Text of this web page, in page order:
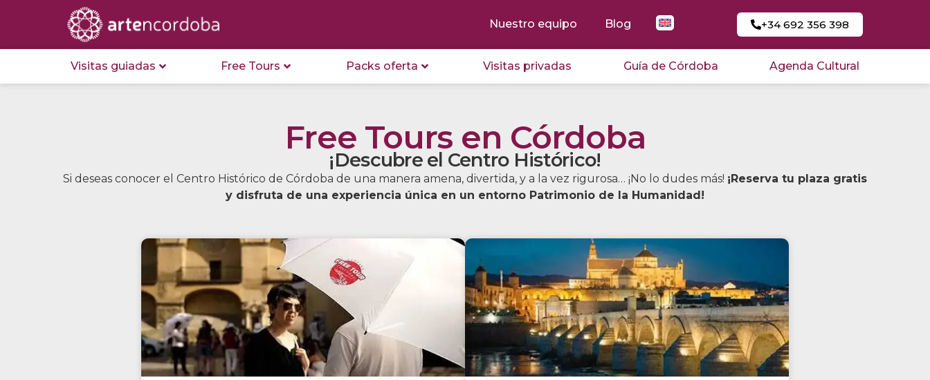
Nuestro equipo Blog +34 692 356 398
Visitas guiadas Free Tours Packs oferta Visitas privadas Guía de Córdoba Agenda Cultural
Free Tours en Córdoba
¡Descubre el Centro Histórico!
Si deseas conocer el Centro Histórico de Córdoba de una manera amena, divertida, y a la vez rigurosa… ¡No lo dudes más! ¡Reserva tu plaza gratis
y disfruta de una experiencia única en un entorno Patrimonio de la Humanidad!